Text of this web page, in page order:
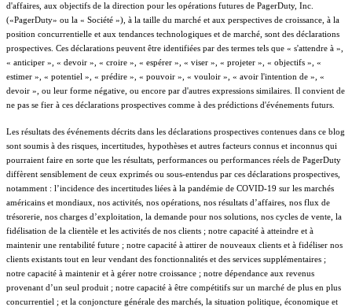
d'affaires, aux objectifs de la direction pour les opérations futures de PagerDuty, Inc.
(«PagerDuty» ou la « Société »), à la taille du marché et aux perspectives de croissance, à la
position concurrentielle et aux tendances technologiques et de marché, sont des déclarations
prospectives. Ces déclarations peuvent être identifiées par des termes tels que « s'attendre à »,
« anticiper », « devoir », « croire », « espérer », « viser », « projeter », « objectifs », «
estimer », « potentiel », « prédire », « pouvoir », « vouloir », « avoir l'intention de », «
devoir », ou leur forme négative, ou encore par d'autres expressions similaires. Il convient de
ne pas se fier à ces déclarations prospectives comme à des prédictions d'événements futurs.
Les résultats des événements décrits dans les déclarations prospectives contenues dans ce blog
sont soumis à des risques, incertitudes, hypothèses et autres facteurs connus et inconnus qui
pourraient faire en sorte que les résultats, performances ou performances réels de PagerDuty
diffèrent sensiblement de ceux exprimés ou sous-entendus par ces déclarations prospectives,
notamment : l’incidence des incertitudes liées à la pandémie de COVID-19 sur les marchés
américains et mondiaux, nos activités, nos opérations, nos résultats d’affaires, nos flux de
trésorerie, nos charges d’exploitation, la demande pour nos solutions, nos cycles de vente, la
fidélisation de la clientèle et les activités de nos clients ; notre capacité à atteindre et à
maintenir une rentabilité future ; notre capacité à attirer de nouveaux clients et à fidéliser nos
clients existants tout en leur vendant des fonctionnalités et des services supplémentaires ;
notre capacité à maintenir et à gérer notre croissance ; notre dépendance aux revenus
provenant d’un seul produit ; notre capacité à être compétitifs sur un marché de plus en plus
concurrentiel ; et la conjoncture générale des marchés, la situation politique, économique et